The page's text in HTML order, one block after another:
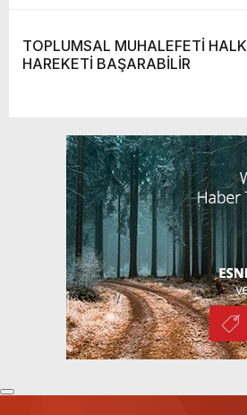
TOPLUMSAL MUHALEFETİ HALK
HAREKETİ BAŞARABİLİR